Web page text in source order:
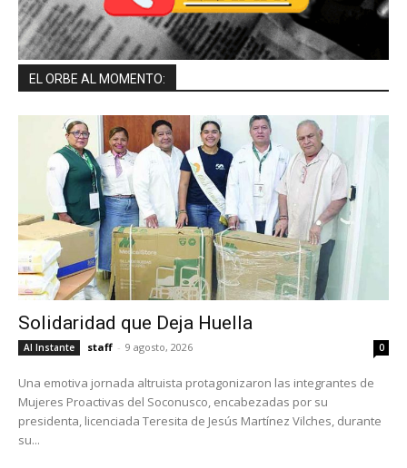
EL ORBE AL MOMENTO:
Solidaridad que Deja Huella
Al Instante staff - 9 agosto, 2026 0
Una emotiva jornada altruista protagonizaron las integrantes de
Mujeres Proactivas del Soconusco, encabezadas por su
presidenta, licenciada Teresita de Jesús Martínez Vilches, durante
su...